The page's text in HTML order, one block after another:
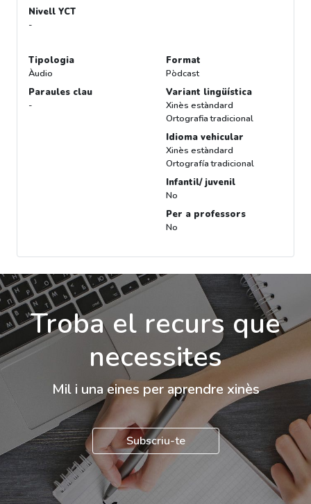
Nivell YCT
-
Tipologia
Àudio
Paraules clau
-
Format
Pòdcast
Variant lingüística
Xinès estàndard
Ortografia tradicional
Idioma vehicular
Xinès estàndard
Ortografía tradicional
Infantil/ juvenil
No
Per a professors
No
Troba el recurs que
necessites
Mil i una eines per aprendre xinès
Subscriu-te